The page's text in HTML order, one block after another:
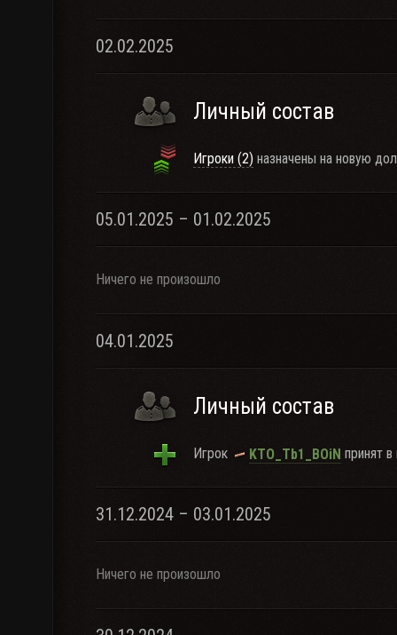
02.02.2025
Личный состав
Игроки (2) назначены на новую
05.01.2025 – 01.02.2025
Ничего не произошло
04.01.2025
Личный состав
Игрок KTO_Tb1_BOiN принят в
31.12.2024 – 03.01.2025
Ничего не произошло